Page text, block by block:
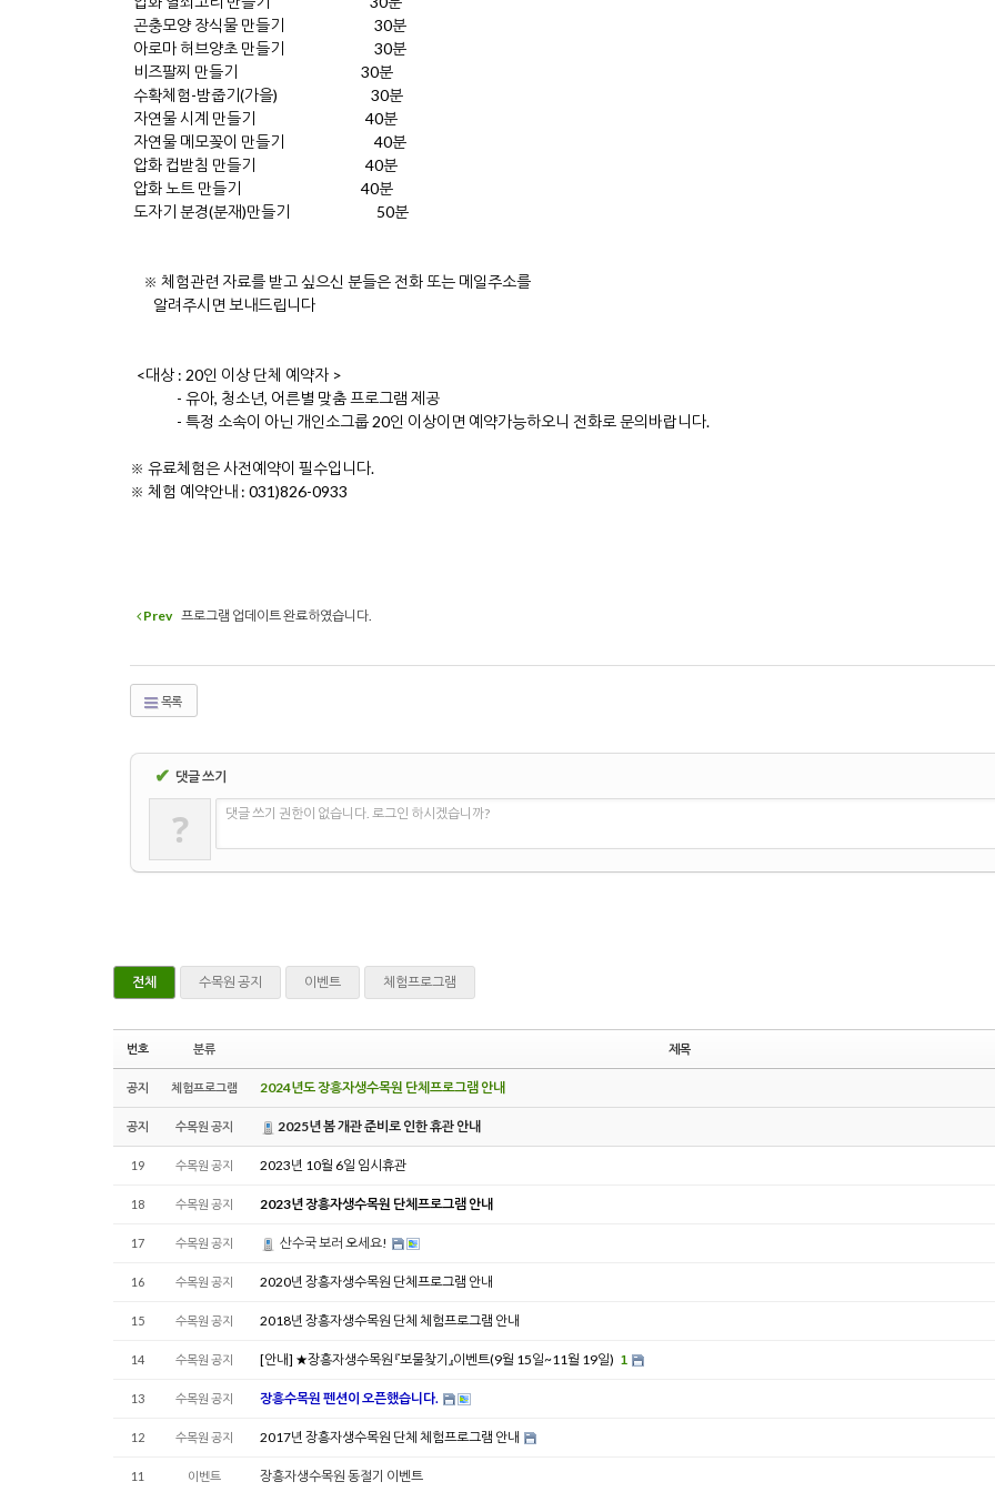
곤충모양 장식물 만들기 30분
아로마 허브양초 만들기 30분
비즈팔찌 만들기 30분
수확체험-밤줍기(가을) 30분
자연물 시계 만들기 40분
자연물 메모꽂이 만들기 40분
압화 컵받침 만들기 40분
압화 노트 만들기 40분
도자기 분경(분재)만들기 50분
※ 체험관련 자료를 받고 싶으신 분들은 전화 또는 메일주소를
알려주시면 보내드립니다
<대상 : 20인 이상 단체 예약자 >
- 유아, 청소년, 어른별 맞춤 프로그램 제공
- 특정 소속이 아닌 개인소그룹 20인 이상이면 예약가능하오니 전화로 문의바랍니다.
※ 유료체험은 사전예약이 필수입니다.
※ 체험 예약안내 : 031)826-0933
Prev 프로그램 업데이트 완료하였습니다.
목록
✔ 댓글 쓰기
? 댓글 쓰기 권한이 없습니다. 로그인 하시겠습니까?
전체 수목원 공지 이벤트 체험프로그램
번호 분류 제목
공지 체험프로그램 2024년도 장흥자생수목원 단체프로그램 안내
공지 수목원 공지 2025년 봄 개관 준비로 인한 휴관 안내
19 수목원 공지 2023년 10월 6일 임시휴관
18 수목원 공지 2023년 장흥자생수목원 단체프로그램 안내
17 수목원 공지 산수국 보러 오세요!
16 수목원 공지 2020년 장흥자생수목원 단체프로그램 안내
15 수목원 공지 2018년 장흥자생수목원 단체 체험프로그램 안내
14 수목원 공지 [안내] ★장흥자생수목원 『보물찾기』이벤트(9월 15일~11월 19일) 1
13 수목원 공지 장흥수목원 펜션이 오픈했습니다.
12 수목원 공지 2017년 장흥자생수목원 단체 체험프로그램 안내
11 이벤트 장흥자생수목원 동절기 이벤트